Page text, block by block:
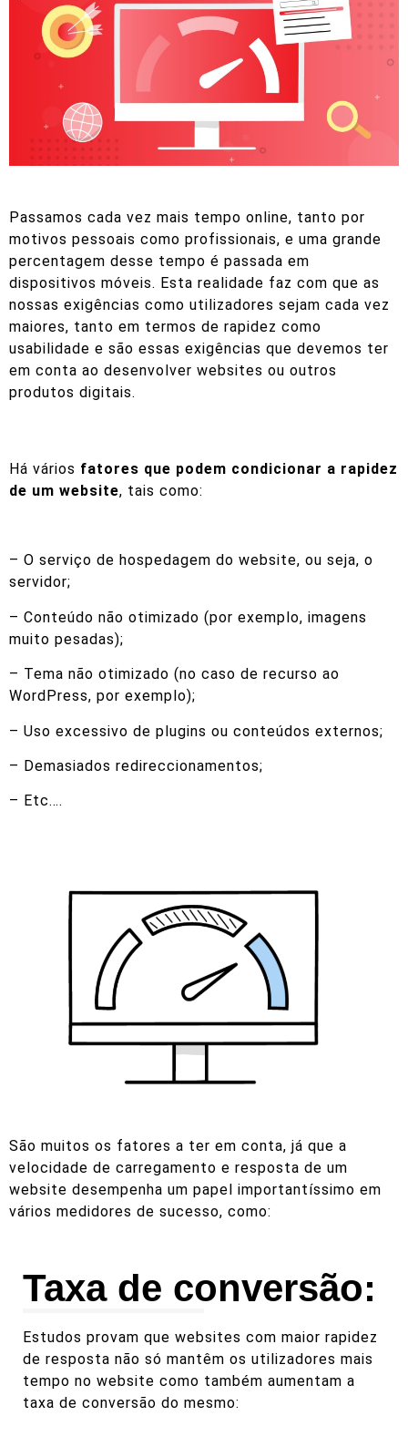
Passamos cada vez mais tempo online, tanto por
motivos pessoais como profissionais, e uma grande
percentagem desse tempo é passada em
dispositivos móveis. Esta realidade faz com que as
nossas exigências como utilizadores sejam cada vez
maiores, tanto em termos de rapidez como
usabilidade e são essas exigências que devemos ter
em conta ao desenvolver websites ou outros
produtos digitais.
Há vários fatores que podem condicionar a rapidez
de um website, tais como:
– O serviço de hospedagem do website, ou seja, o
servidor;
– Conteúdo não otimizado (por exemplo, imagens
muito pesadas);
– Tema não otimizado (no caso de recurso ao
WordPress, por exemplo);
– Uso excessivo de plugins ou conteúdos externos;
– Demasiados redireccionamentos;
– Etc….
São muitos os fatores a ter em conta, já que a
velocidade de carregamento e resposta de um
website desempenha um papel importantíssimo em
vários medidores de sucesso, como:
Taxa de conversão:
Estudos provam que websites com maior rapidez
de resposta não só mantêm os utilizadores mais
tempo no website como também aumentam a
taxa de conversão do mesmo: